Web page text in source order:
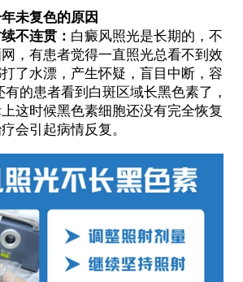
未复色的原因
不连贯： 白癜风照光是长期的，不
，有患者觉得一直照光总看不到效
了水漂，产生怀疑，盲目中断，容
的患者看到白斑区域长黑色素了，
这时候黑色素细胞还没有完全恢复
会引起病情反复。